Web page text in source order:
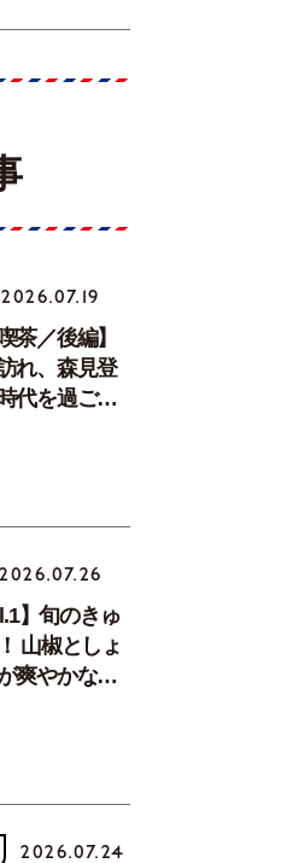
2026.07.19
茶／後編】
れ、森見登
代を過ごし
2026.07.26
】旬のきゅ
山椒としょ
爽やかな、
2026.07.24